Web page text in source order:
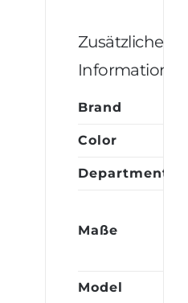
Zusätzliche
Brand
Color
Department
Maße
Model